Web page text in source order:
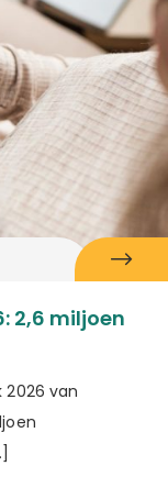
2,6 miljoen
2026 van